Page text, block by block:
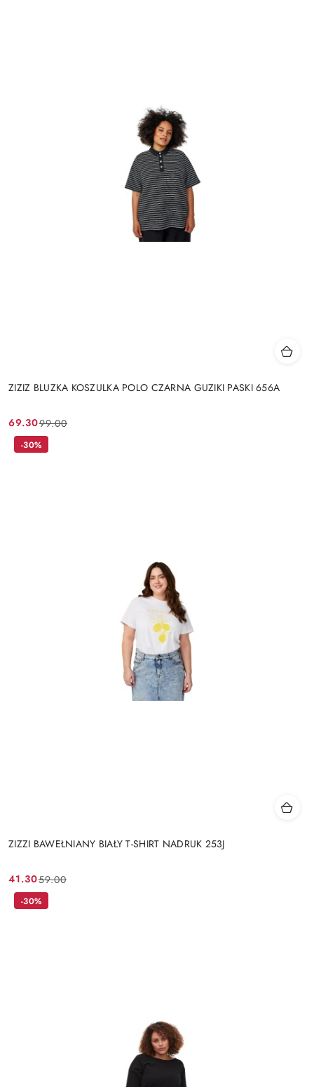
ZIZIZ BLUZKA KOSZULKA POLO CZARNA GUZIKI PASKI 656A
Cena
promocyjna:
69.30
Cena
przed
99.00
ZIZZI BAWEŁNIANY BIAŁY T-SHIRT NADRUK 253J
Cena
promocyjna:
41.30
Cena
przed
59.00
-30%
-30%